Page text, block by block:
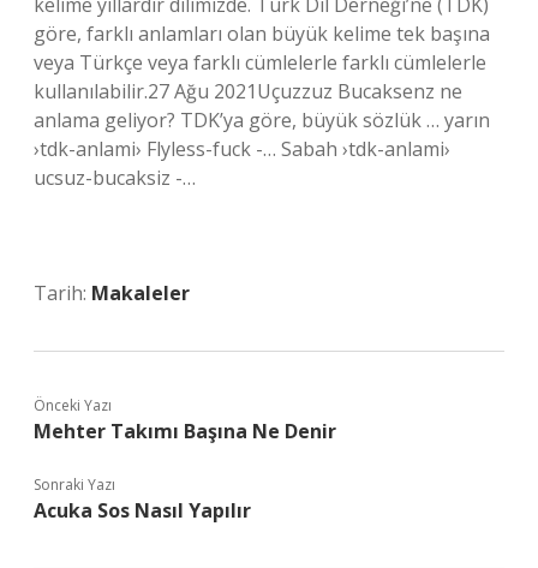
göre, farklı anlamları olan büyük kelime tek başına
veya Türkçe veya farklı cümlelerle farklı cümlelerle
kullanılabilir.27 Ağu 2021Uçuzzuz Bucaksenz ne
anlama geliyor? TDK’ya göre, büyük sözlük … yarın
›tdk-anlami› Flyless-fuck -… Sabah ›tdk-anlami›
ucsuz-bucaksiz -…
Tarih: Makaleler
Önceki Yazı
Mehter Takımı Başına Ne Denir
Sonraki Yazı
Acuka Sos Nasıl Yapılır